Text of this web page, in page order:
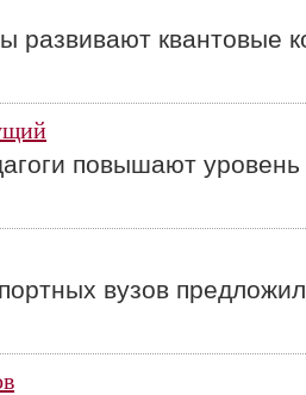
развивают квантовые
повышают
вузов